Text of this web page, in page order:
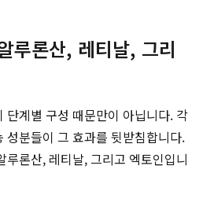
루론산, 레티날, 그리
단계별 구성 때문만이 아닙니다. 각
성분들이 그 효과를 뒷받침합니다.
론산, 레티날, 그리고 엑토인입니